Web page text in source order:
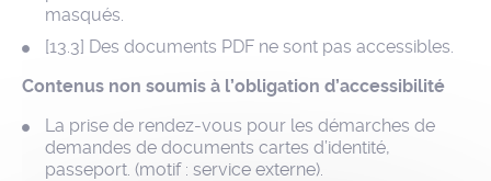
masqués.
[13.3] Des documents PDF ne sont pas accessibles.
Contenus non soumis à l’obligation d’accessibilité
La prise de rendez-vous pour les démarches de
demandes de documents cartes d’identité,
passeport. (motif : service externe).